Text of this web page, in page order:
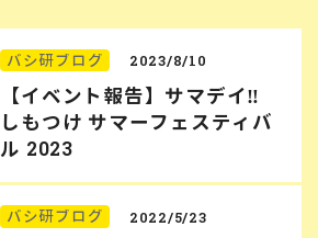
バシ研ブログ 2023/8/10
【イベント報告】サマデイ‼︎
しもつけ サマーフェスティバ
ル 2023
バシ研ブログ 2022/5/23